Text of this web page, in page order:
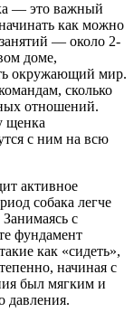
— это важный
как можно
— около 2-
доме,
окружающий мир.
сколько
отношений.
щенка
с ним на всю
активное
собака легче
с
фундамент
как «сидеть»,
начиная с
был мягким и
давления.